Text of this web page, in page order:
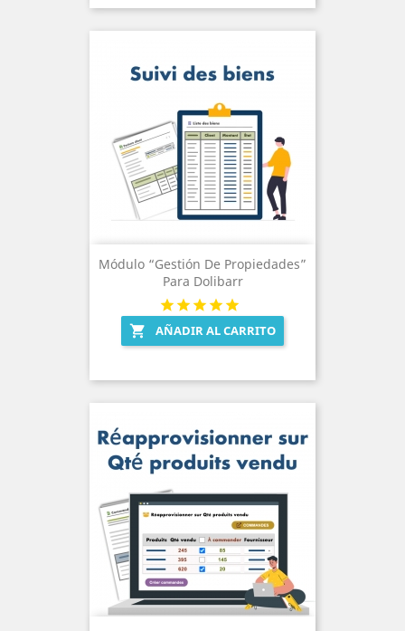
Módulo “Gestión De Propiedades”
Para Dolibarr
 AÑADIR AL CARRITO